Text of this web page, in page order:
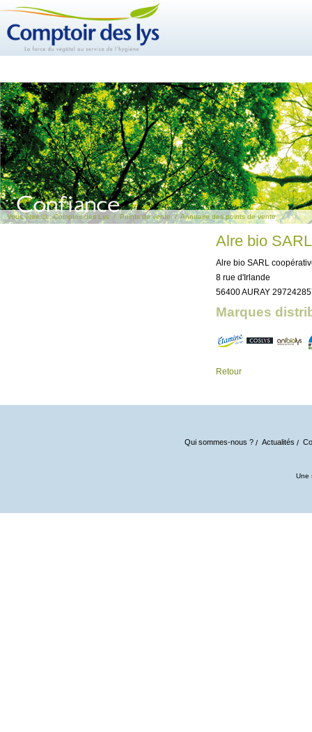
Vous êtes ici : Comptoir des Lys /Points de vente /Annuaire des points de vente
Alre bio
Alre bio SARL
8 rue d'Irlande
56400 AURAY
Marques
Retour
Qui sommes-nous ? Actualités